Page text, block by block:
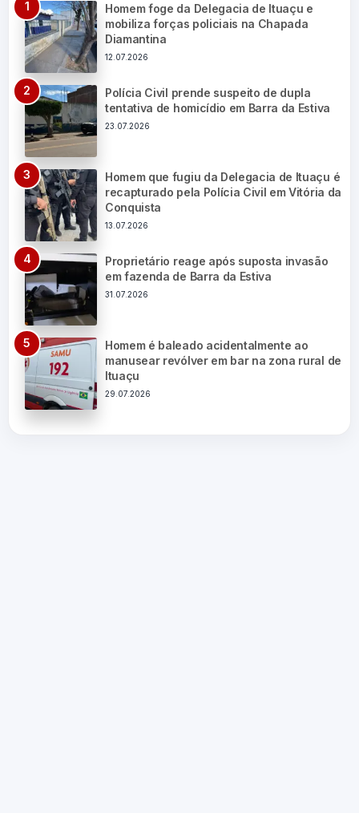
Homem foge da Delegacia de Ituaçu e
mobiliza forças policiais na Chapada
Diamantina
12.07.2026
Polícia Civil prende suspeito de dupla
tentativa de homicídio em Barra da Estiva
23.07.2026
Homem que fugiu da Delegacia de Ituaçu é
recapturado pela Polícia Civil em Vitória da
Conquista
13.07.2026
Proprietário reage após suposta invasão
em fazenda de Barra da Estiva
31.07.2026
Homem é baleado acidentalmente ao
manusear revólver em bar na zona rural de
Ituaçu
29.07.2026